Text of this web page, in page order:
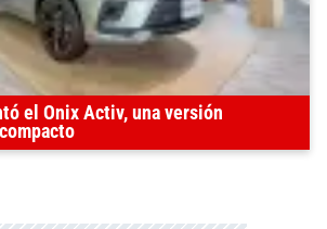
el Onix Activ, una versión